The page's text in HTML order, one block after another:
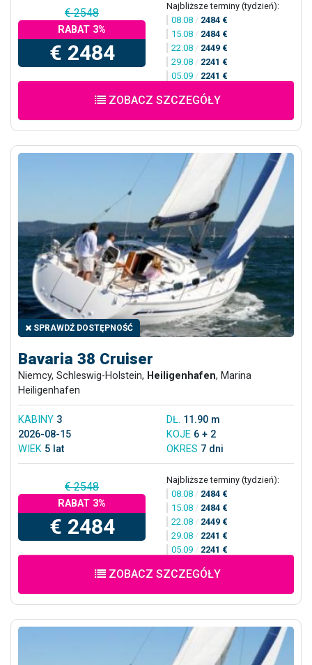
€ 2548
RABAT 3%
€ 2484
Najbliższe terminy (tydzień):
08.08 / 2484 €
15.08 / 2484 €
22.08 / 2449 €
29.08 / 2241 €
05.09 / 2241 €
ZOBACZ SZCZEGÓŁY
SPRAWDŹ DOSTĘPNOŚĆ
Bavaria 38 Cruiser
Niemcy, Schleswig-Holstein, Heiligenhafen, Marina
Heiligenhafen
KABINY 3 DŁ. 11.90 m
2026-08-15
KOJE 6 + 2
WIEK 5 lat OKRES 7 dni
€ 2548
RABAT 3%
€ 2484
Najbliższe terminy (tydzień):
08.08 / 2484 €
15.08 / 2484 €
22.08 / 2449 €
29.08 / 2241 €
05.09 / 2241 €
ZOBACZ SZCZEGÓŁY